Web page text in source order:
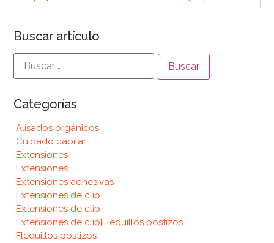
Buscar artículo
Categorías
Alisados orgánicos
Cuidado capilar
Extensiones
Extensiones
Extensiones adhesivas
Extensiones de clip
Extensiones de clip
Extensiones de clip|Flequillos postizos
Flequillos postizos